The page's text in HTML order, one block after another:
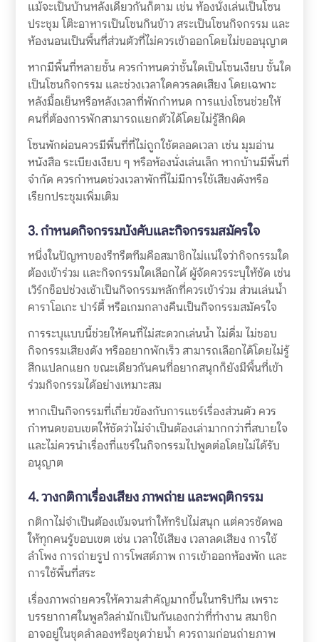
แม้จะเป็นบ้านหลังเดียวกันก็ตาม เช่น ห้องนั่งเล่นเป็นโซน
ประชุม โต๊ะอาหารเป็นโซนกินข้าว สระเป็นโซนกิจกรรม และ
ห้องนอนเป็นพื้นที่ส่วนตัวที่ไม่ควรเข้าออกโดยไม่ขออนุญาต
หากมีพื้นที่หลายชั้น ควรกำหนดว่าชั้นใดเป็นโซนเงียบ ชั้นใด
เป็นโซนกิจกรรม และช่วงเวลาใดควรลดเสียง โดยเฉพาะ
หลังมื้อเย็นหรือหลังเวลาที่พักกำหนด การแบ่งโซนช่วยให้
คนที่ต้องการพักสามารถแยกตัวได้โดยไม่รู้สึกผิด
โซนพักผ่อนควรมีพื้นที่ที่ไม่ถูกใช้ตลอดเวลา เช่น มุมอ่าน
หนังสือ ระเบียงเงียบ ๆ หรือห้องนั่งเล่นเล็ก หากบ้านมีพื้นที่
จำกัด ควรกำหนดช่วงเวลาพักที่ไม่มีการใช้เสียงดังหรือ
เรียกประชุมเพิ่มเติม
3. กำหนดกิจกรรมบังคับและกิจกรรมสมัครใจ
หนึ่งในปัญหาของรีทรีตทีมคือสมาชิกไม่แน่ใจว่ากิจกรรมใด
ต้องเข้าร่วม และกิจกรรมใดเลือกได้ ผู้จัดควรระบุให้ชัด เช่น
เวิร์กช็อปช่วงเช้าเป็นกิจกรรมหลักที่ควรเข้าร่วม ส่วนเล่นน้ำ
คาราโอเกะ ปาร์ตี้ หรือเกมกลางคืนเป็นกิจกรรมสมัครใจ
การระบุแบบนี้ช่วยให้คนที่ไม่สะดวกเล่นน้ำ ไม่ดื่ม ไม่ชอบ
กิจกรรมเสียงดัง หรืออยากพักเร็ว สามารถเลือกได้โดยไม่รู้
สึกแปลกแยก ขณะเดียวกันคนที่อยากสนุกก็ยังมีพื้นที่เข้า
ร่วมกิจกรรมได้อย่างเหมาะสม
หากเป็นกิจกรรมที่เกี่ยวข้องกับการแชร์เรื่องส่วนตัว ควร
กำหนดขอบเขตให้ชัดว่าไม่จำเป็นต้องเล่ามากกว่าที่สบายใจ
และไม่ควรนำเรื่องที่แชร์ในกิจกรรมไปพูดต่อโดยไม่ได้รับ
อนุญาต
4. วางกติกาเรื่องเสียง ภาพถ่าย และพฤติกรรม
กติกาไม่จำเป็นต้องเข้มจนทำให้ทริปไม่สนุก แต่ควรชัดพอ
ให้ทุกคนรู้ขอบเขต เช่น เวลาใช้เสียง เวลาลดเสียง การใช้
ลำโพง การถ่ายรูป การโพสต์ภาพ การเข้าออกห้องพัก และ
การใช้พื้นที่สระ
เรื่องภาพถ่ายควรให้ความสำคัญมากขึ้นในทริปทีม เพราะ
บรรยากาศในพูลวิลล่ามักเป็นกันเองกว่าที่ทำงาน สมาชิก
อาจอยู่ในชุดลำลองหรือชุดว่ายน้ำ ควรถามก่อนถ่ายภาพ